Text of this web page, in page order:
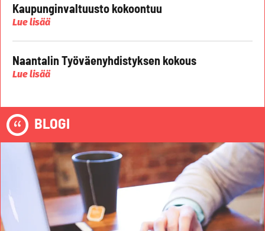
Kaupunginvaltuusto kokoontuu
Lue lisää
Naantalin Työväenyhdistyksen kokous
Lue lisää
BLOGI